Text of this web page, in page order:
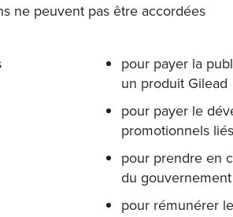
ne peuvent pas être accordées
pour payer la
un produit Gilead
pour payer le
promotionnels
pour prendre en
du gouvernement
pour rémunérer